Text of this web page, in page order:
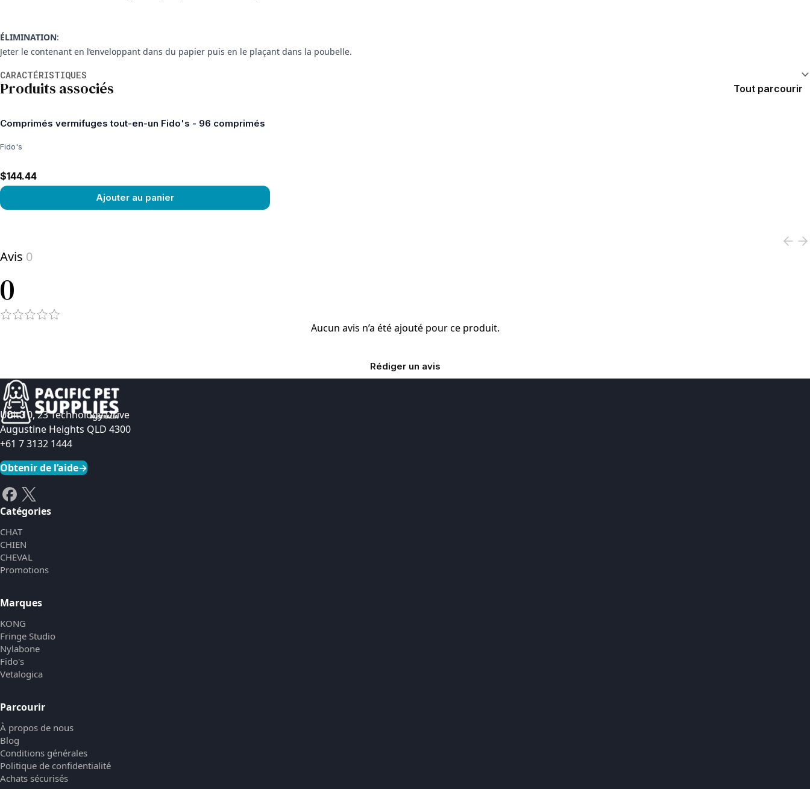
ÉLIMINATION:
Jeter le contenant en l’enveloppant dans du papier puis en le plaçant dans la poubelle.
CARACTÉRISTIQUES
Produits associés Tout parcourir
Comprimés vermifuges tout-en-un Fido's - 96 comprimés
Fido's
$144.44
Ajouter au panier
Avis 0
0
Aucun avis n’a été ajouté pour ce produit.
Rédiger un avis
Unit 10, 23 Technology Drive
Augustine Heights QLD 4300
+61 7 3132 1444
Obtenir de l’aide→
Catégories
CHAT
CHIEN
CHEVAL
Promotions
Marques
KONG
Fringe Studio
Nylabone
Fido's
Vetalogica
Parcourir
À propos de nous
Blog
Conditions générales
Politique de confidentialité
Achats sécurisés